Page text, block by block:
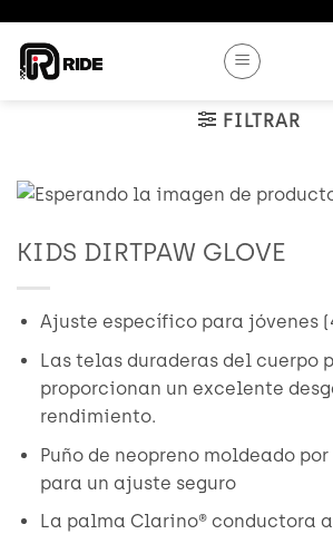
contenido
FILTRAR
KIDS DIRTPAW GLOVE
Ajuste específico para jóvenes
Las telas duraderas del cuerpo
proporcionan un excelente
rendimiento.
Puño de neopreno moldeado
para un ajuste seguro
La palma Clarino® conductora